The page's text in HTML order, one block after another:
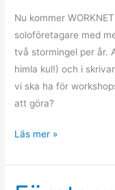
Nu kommer
soloföretagare med
två stormingel per år.
himla kul!) och i
vi ska ha för
att göra?
Läs mer »
Företagarmingel